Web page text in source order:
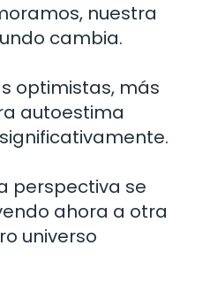
nuestra
cambia.
optimistas, más
autoestima
perspectiva se
ahora a otra
universo